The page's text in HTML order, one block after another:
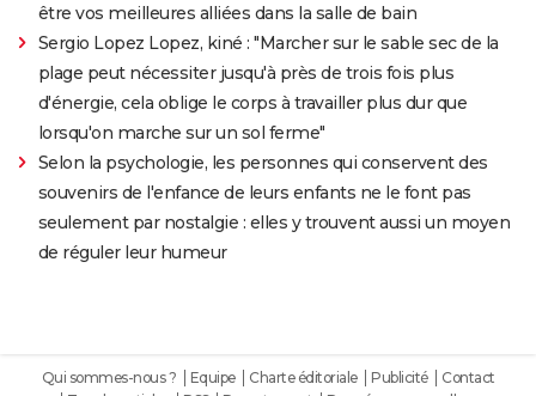
être vos meilleures alliées dans la salle de bain
Sergio Lopez Lopez, kiné : "Marcher sur le sable sec de la
plage peut nécessiter jusqu'à près de trois fois plus
d'énergie, cela oblige le corps à travailler plus dur que
lorsqu'on marche sur un sol ferme"
Selon la psychologie, les personnes qui conservent des
souvenirs de l'enfance de leurs enfants ne le font pas
seulement par nostalgie : elles y trouvent aussi un moyen
de réguler leur humeur
Qui sommes-nous ? Equipe Charte éditoriale Publicité
Contact